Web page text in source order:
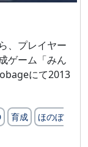
、プレイヤー
ゲーム「みん
にて2013
育成
ほのぼ